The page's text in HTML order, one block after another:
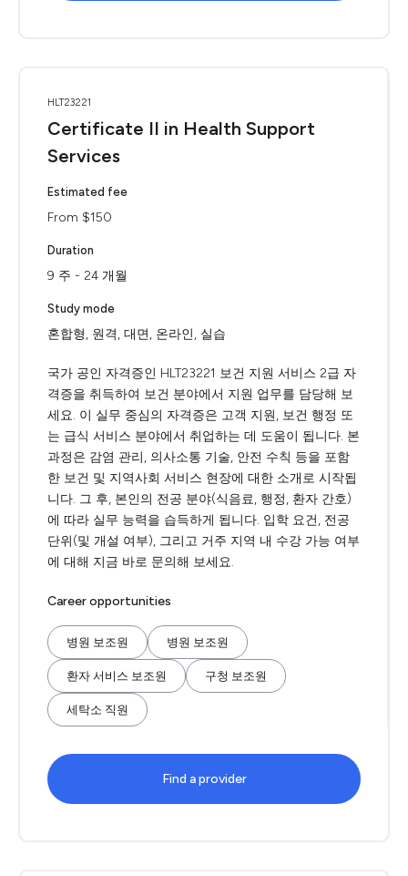
HLT23221
Certificate II in Health Support
Services
Estimated fee
From $150
Duration
9 주 - 24 개월
Study mode
혼합형, 원격, 대면, 온라인, 실습
국가 공인 자격증인 HLT23221 보건 지원 서비스 2급 자
격증을 취득하여 보건 분야에서 지원 업무를 담당해 보
세요. 이 실무 중심의 자격증은 고객 지원, 보건 행정 또
는 급식 서비스 분야에서 취업하는 데 도움이 됩니다. 본
과정은 감염 관리, 의사소통 기술, 안전 수칙 등을 포함
한 보건 및 지역사회 서비스 현장에 대한 소개로 시작됩
니다. 그 후, 본인의 전공 분야(식음료, 행정, 환자 간호)
에 따라 실무 능력을 습득하게 됩니다. 입학 요건, 전공
단위(및 개설 여부), 그리고 거주 지역 내 수강 가능 여부
에 대해 지금 바로 문의해 보세요.
Career opportunities
병원 보조원 병원 보조원
환자 서비스 보조원 구청 보조원
세탁소 직원
Find a provider